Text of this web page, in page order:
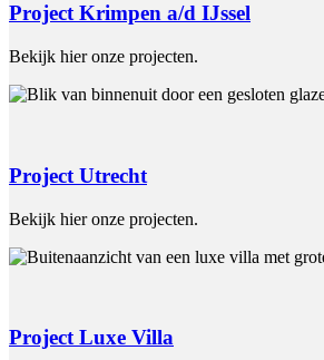
Project Krimpen a/d IJssel
Bekijk hier onze projecten.
Project Utrecht
Bekijk hier onze projecten.
Project Luxe Villa